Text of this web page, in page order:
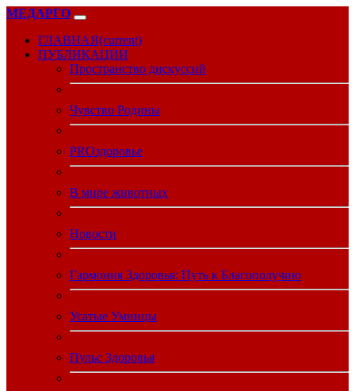
МЕДАРГО
ГЛАВНАЯ(current)
ПУБЛИКАЦИИ
Пространство дискуссий
Чувство Родины
PROздоровье
В мире животных
Новости
Гармония Здоровья: Путь к Благополучию
Усатые Умницы
Пульс Здоровья